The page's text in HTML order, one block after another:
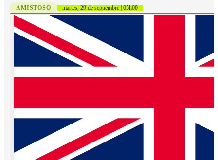
AMISTOSO martes, 29 de septiembre | 05h00